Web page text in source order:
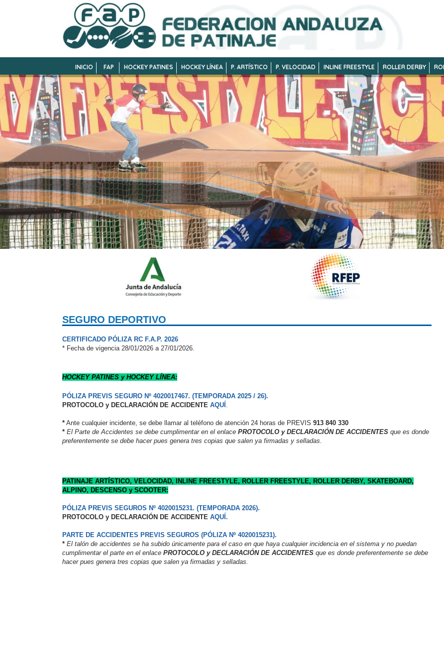
INICIO FAP HOCKEY PATINES HOCKEY LÍNEA P. ARTÍSTICO P. VELOCIDAD INLINE FREESTYLE ROLLER DERBY
SEGURO DEPORTIVO
CERTIFICADO PÓLIZA RC F.A.P. 2026
* Fecha de vigencia 28/01/2026 a 27/01/2026.
HOCKEY PATINES y HOCKEY LÍNEA:
PÓLIZA PREVIS SEGURO Nº 4020017467. (TEMPORADA 2025 / 26).
PROTOCOLO y DECLARACIÓN DE ACCIDENTE AQUÍ
* Ante cualquier incidente, se debe llamar al teléfono de atención 24 horas de PREVIS 913 840 330
* El Parte de Accidentes se debe cumplimentar en el enlace PROTOCOLO y DECLARACIÓN DE ACCIDENTES que es donde
preferentemente se debe hacer pues genera tres copias que salen ya firmadas y selladas.
PATINAJE ARTÍSTICO, VELOCIDAD, INLINE FREESTYLE, ROLLER FREESTYLE, ROLLER DERBY, SKATEBOARD,
ALPINO, DESCENSO y SCOOTER:
PÓLIZA PREVIS SEGUROS Nº 4020015231. (TEMPORADA 2026).
PROTOCOLO y DECLARACIÓN DE ACCIDENTE AQUÍ.
PARTE DE ACCIDENTES PREVIS SEGUROS (PÓLIZA Nº 4020015231).
* El talón de accidentes se ha subido únicamente para el caso en que haya cualquier incidencia en el sistema y no puedan
cumplimentar el parte en el enlace PROTOCOLO y DECLARACIÓN DE ACCIDENTES que es donde preferentemente se debe
hacer pues genera tres copias que salen ya firmadas y selladas.